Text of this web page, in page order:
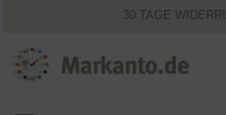
VIELFÄLTIGE
KOSTENLOSER VERSAND